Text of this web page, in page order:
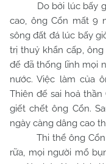
Do bởi lúc bấy giờ
cao, ông Cổn mất 9
sông đất đá lúc bấy
trị thuỷ khẩn cấp,
đế đã thống lĩnh mọi
nước. Việc làm của
Thiên đế sai hoả
giết chết ông Cổn.
ngày càng dâng cao
Thi thể ông Cổn
rữa, mọi người mổ